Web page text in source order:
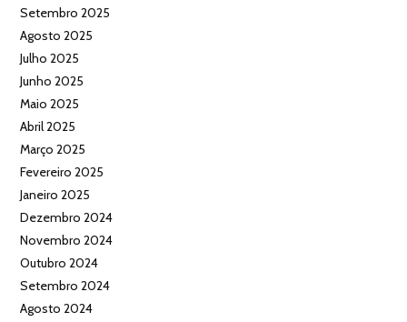
Setembro 2025
Agosto 2025
Julho 2025
Junho 2025
Maio 2025
Abril 2025
Março 2025
Fevereiro 2025
Janeiro 2025
Dezembro 2024
Novembro 2024
Outubro 2024
Setembro 2024
Agosto 2024